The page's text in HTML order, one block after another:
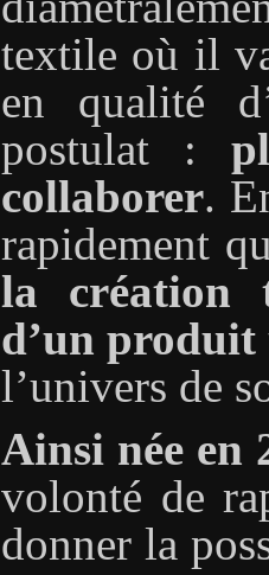
textile où il
en qualité
postulat :
collaborer.
rapidement
la création
d’un produit
l’univers de
Ainsi née en
volonté de
donner la